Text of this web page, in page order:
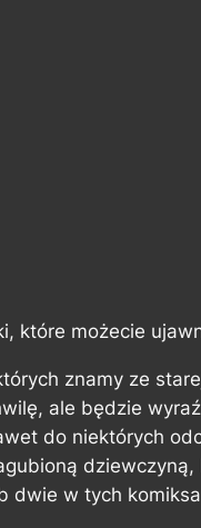
które możecie
znamy ze
ale będzie
do niektórych
dziewczyną,
dwie w tych